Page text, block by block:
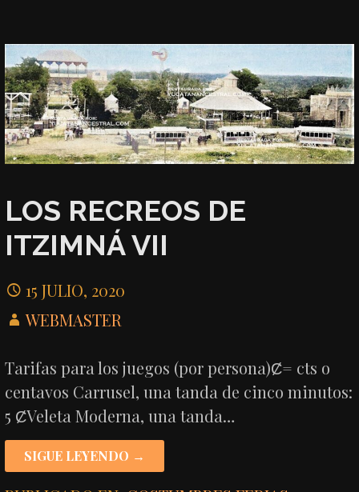
LOS RECREOS DE
ITZIMNÁ VII
15 JULIO, 2020
WEBMASTER
Tarifas para los juegos (por persona)Ȼ= cts o
centavos Carrusel, una tanda de cinco minutos:
5 ȻVeleta Moderna, una tanda…
SIGUE LEYENDO →